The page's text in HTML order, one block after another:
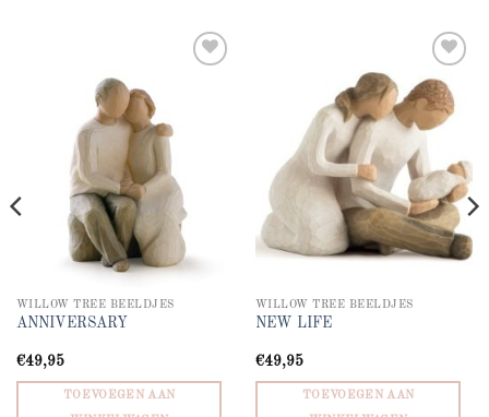
WILLOW TREE BEELDJES
ANNIVERSARY
€49,95
TOEVOEGEN AAN
Add to
wishlist
WILLOW TREE BEELDJES
NEW LIFE
€49,95
TOEVOEGEN AAN